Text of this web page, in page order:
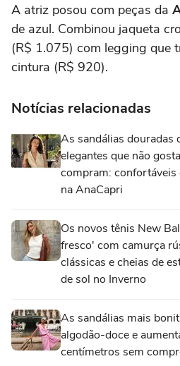
A atriz posou com peças da
de azul. Combinou jaqueta
(R$ 1.075) com legging que
cintura (R$ 920).
Notícias relacionadas
As sandálias douradas
elegantes que não
compram:
na AnaCapri
Os novos tênis New
fresco' com camurça
clássicas e cheias de
de sol no Inverno
As sandálias mais
algodão-doce e
centímetros sem